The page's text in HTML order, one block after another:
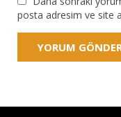
posta adresim ve site